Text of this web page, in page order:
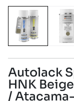
Autolack
HNK
/